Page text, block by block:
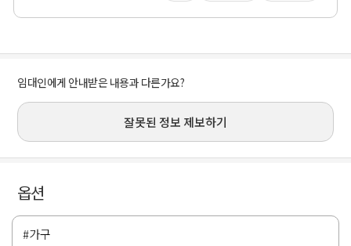
임대인에게 안내받은 내용과 다른가요?
잘못된 정보 제보하기
옵션
#가구